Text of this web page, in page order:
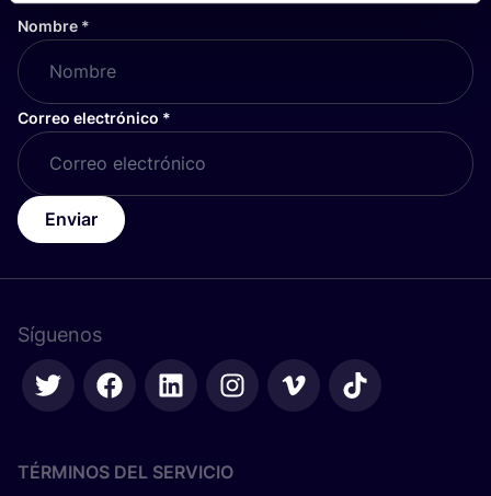
Nombre *
Correo electrónico *
Enviar
Síguenos
TÉRMINOS DEL SERVICIO